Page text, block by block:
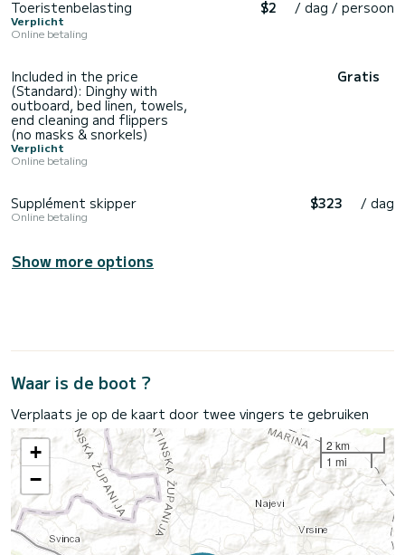
Toeristenbelasting
Verplicht
Online betaling
$2 / dag / persoon
Included in the price
(Standard): Dinghy with
outboard, bed linen, towels,
end cleaning and flippers
(no masks & snorkels)
Verplicht
Online betaling
Gratis
Supplément skipper
Online betaling
$323 / dag
Show more options
Waar is de boot ?
Verplaats je op de kaart door twee vingers te gebruiken
+
−
2 km
1 mi